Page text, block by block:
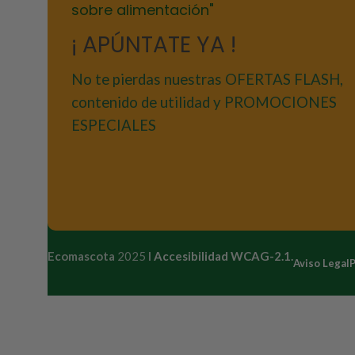
sobre alimentación"
¡ APÚNTATE YA !
No te pierdas nuestras OFERTAS FLASH,
contenido de utilidad y PROMOCIONES
ESPECIALES
Ecomascota 2025 I Accesibilidad WCAG-2.1.Aviso Legal